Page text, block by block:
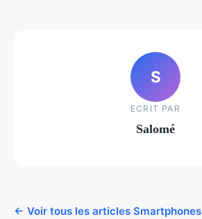
S
ECRIT PAR
Salomé
← Voir tous les articles Smartphones